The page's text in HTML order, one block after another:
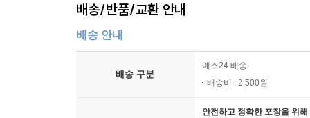
배송/반품/교환 안내
배송 안내
배송 구분
예스24 배송
배송비 : 2,500원
안전하고 정확한 포장을 위